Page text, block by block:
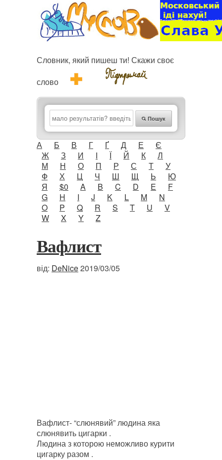
Словник, який пишеш ти! Скажи своє
слово
Пошук
А Б В Г Ґ Д Е
Є
Ж
З И І Ї Й К
Л
М
Н О П Р С Т
У
Ф
Х Ц Ч Ш Щ Ь
Ю
Я
$0 A B C D E
F
G
H I J K L M
N
O
P Q R S T U
V
W
X Y Z
Вафлист
від: DeNice2019/03/05
Вафлист- “слюнявий” людина яка
слюнявить цигарки .
Людина з которою неможливо курити
цигарку разом .